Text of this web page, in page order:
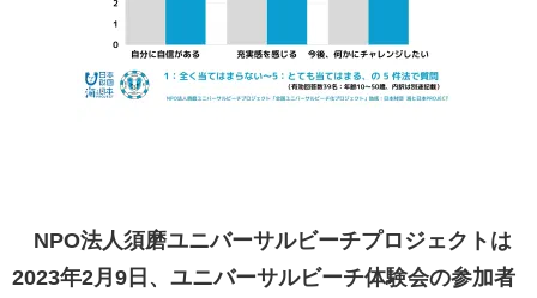
NPO法人須磨ユニバーサルビーチプロジェクトは
2023年2月9日、ユニバーサルビーチ体験会の参加者